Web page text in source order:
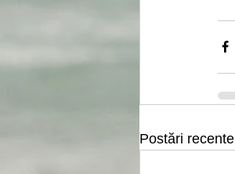
Postări recente